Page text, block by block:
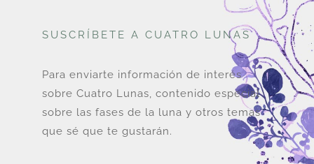
SUSCRÍBETE A CUATRO LUNAS
Para enviarte información de interés
sobre Cuatro Lunas, contenido especial
sobre las fases de la luna y otros temas
que sé que te gustarán.